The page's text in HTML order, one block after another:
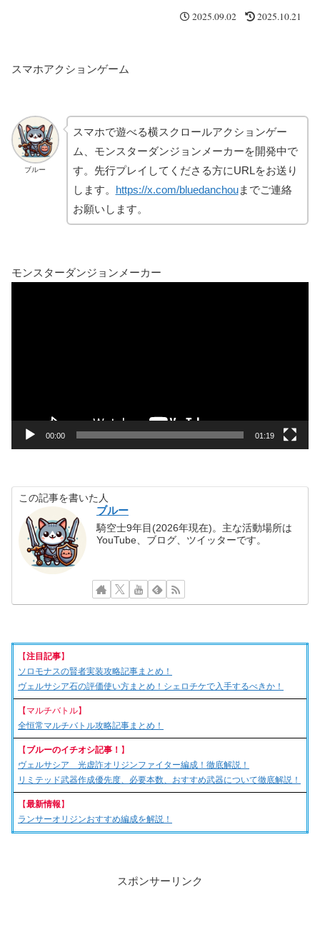
2025.09.02 2025.10.21
スマホアクションゲーム
ブルー
スマホで遊べる横スクロールアクションゲー
ム、モンスターダンジョンメーカーを開発中で
す。先行プレイしてくださる方にURLをお送り
します。 https://x.com/bluedanchouまでご連絡
お願いします。
モンスターダンジョンメーカー
00:00 01:19
この記事を書いた人
ブルー
騎空士9年目(2026年現在)。主な活動場所は
YouTube、ブログ、ツイッターです。
【注目記事】
ソロモナスの賢者実装攻略記事まとめ！
ヴェルサシア石の評価使い方まとめ！シェロチケで入手するべきか！
【マルチバトル】
全恒常マルチバトル攻略記事まとめ！
【ブルーのイチオシ記事！ 】
ヴェルサシア 光虚詐オリジンファイター編成！徹底解説！
リミテッド武器作成優先度、必要本数、おすすめ武器について徹底解説！
【最新情報】
ランサーオリジンおすすめ編成を解説！
スポンサーリンク